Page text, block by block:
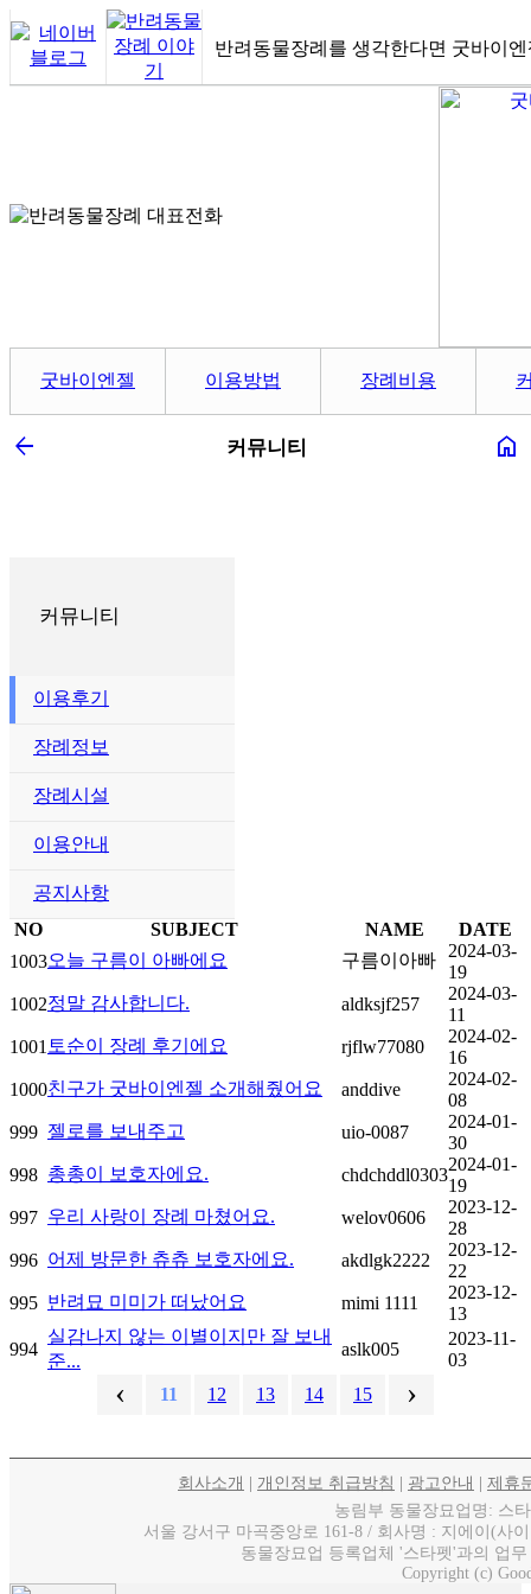
반려동물장례를 생각한다면 굿바이엔
굿바이엔젤 이용방법 장례비용
arrow_back 커뮤니티 home
커뮤니티
이용후기
장례정보
장례시설
이용안내
공지사항
NO
SUBJECT NAME
DATE
1003오늘 구름이 아빠에요 구름이아빠
2024-03-
19
1002정말 감사합니다. aldksjf257
2024-03-
11
1001 토순이 장례 후기에요 rjflw77080
2024-02-
16
1000친구가 굿바이엔젤 소개해줬어요 anddive
2024-02-
08
999 젤로를 보내주고 uio-0087
2024-01-
30
998 총총이 보호자에요. chdchddl0303
2024-01-
19
997 우리 사랑이 장례 마쳤어요. welov0606
2023-12-
28
996 어제 방문한 츄츄 보호자에요. akdlgk2222
2023-12-
22
995 반려묘 미미가 떠났어요 mimi 1111
2023-12-
13
994
실감나지 않는 이별이지만 잘 보내
준...
aslk005
2023-11-
03
‹ 11 12 13 14 15 ›
회사소개 개인정보 취급방침 광고안내
제휴
농림부 동물장묘업명: 스
서울 강서구 마곡중앙로 161-8 / 회사명 : 지에이(사
동물장묘업 등록업체 '스타펫'과의 업
Copyright (c)